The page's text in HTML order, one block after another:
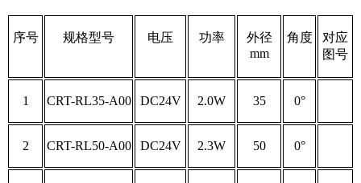
序号 规格型号 电压 功率
外径
mm
角度
对应
图号
1 CRT-RL35-A00 DC24V 2.0W 35 0°
2 CRT-RL50-A00 DC24V 2.3W 50 0°